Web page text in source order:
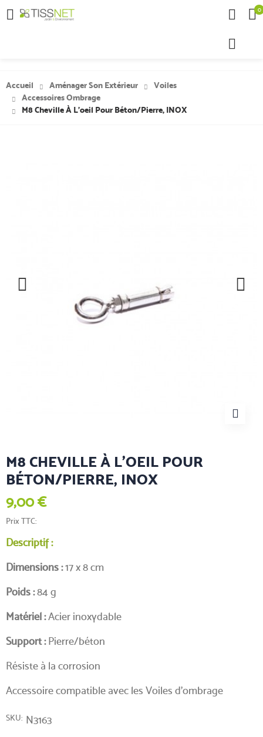
 0
Accueil Aménager Son Extérieur
Voiles
Accessoires Ombrage
M8 Cheville À L'oeil Pour Béton/pierre, INOX
M8 CHEVILLE À L'OEIL POUR
BÉTON/PIERRE, INOX
9,00 €
Prix TTC
Descriptif :
Dimensions :17 x 8 cm
Poids :84 g
Matériel :Acier inoxydable
Support :Pierre/béton
Résiste à la corrosion
Accessoire compatible avec les Voiles d'ombrage
SKU N3163